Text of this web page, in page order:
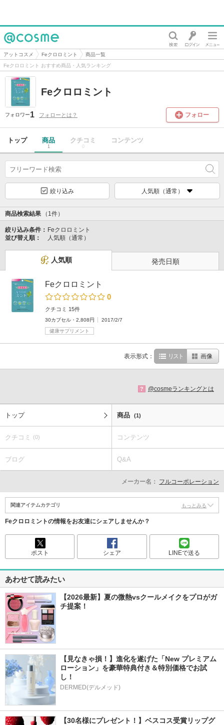
@cosme
アットコスメ Feクロロミント
商品一覧
Feクロロミント おすすめ商品・人気ランキング
Feクロロミント
フォロワー1 フォローとは？ フォロー
トップ 商品
1
クチコミ
0
コンテンツ
絞り込み 人気順（通常）
商品検索結果 （1件）
絞り込み条件： Feクロロミント
並び替え順：
人気順（通常）
人気順 発売日順
Feクロロミント
0
クチコミ 15件
30カプセル・2,808円
2017/2/7
健康サプリメント
表示形式： リスト 画像
? @cosmeランキングとは
トップ 商品 (1)
クチコミ (0) コンテンツ
ブログ Q&A
メーカー名： フルコーポレーション
関連アイテムカテゴリ もっとみる
Feクロロミントの情報をお友達にシェアしませんか？
ポスト シェア LINEで送る
あわせて読みたい
【2026最新】夏の微熱vsクールメイクをプロがガ
チ提案！
【見なきゃ損！】進化を遂げた「New プレミアム
ローション」を豪華特典付き＆特別価格でお試
し！
DERMED(デルメッド)
【30名様にプレゼント！】ベスコス受賞リップグ